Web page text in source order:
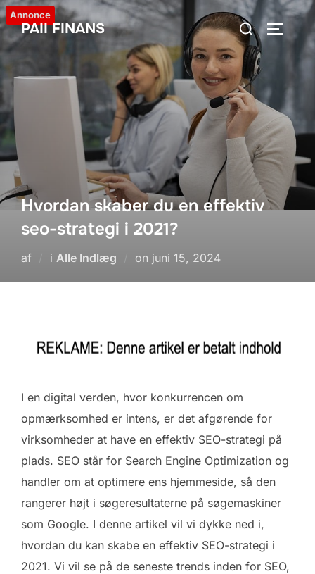
Videre
til
indhold
PAII FINANS
Søg
efter:
Annonce
Hvordan skaber du en effektiv
seo-strategi i 2021?
af i Alle Indlæg on Udgivet
juni 15, 2024
I en digital verden, hvor konkurrencen om
opmærksomhed er intens, er det afgørende for
virksomheder at have en effektiv SEO-strategi på
plads. SEO står for Search Engine Optimization og
handler om at optimere ens hjemmeside, så den
rangerer højt i søgeresultaterne på søgemaskiner
som Google. I denne artikel vil vi dykke ned i,
hvordan du kan skabe en effektiv SEO-strategi i
2021. Vi vil se på de seneste trends inden for SEO,